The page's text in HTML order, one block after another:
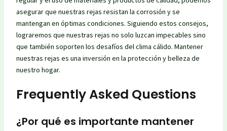
asegurar que nuestras rejas resistan la corrosión y se
mantengan en óptimas condiciones. Siguiendo estos consejos,
lograremos que nuestras rejas no solo luzcan impecables sino
que también soporten los desafíos del clima cálido. Mantener
nuestras rejas es una inversión en la protección y belleza de
nuestro hogar.
Frequently Asked Questions
¿Por qué es importante mantener